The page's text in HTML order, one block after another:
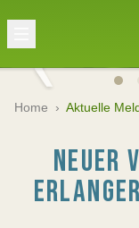
Home › Aktuelle
NEUER